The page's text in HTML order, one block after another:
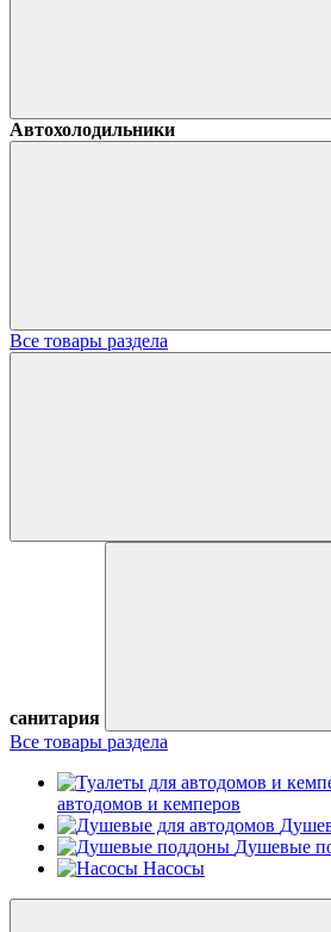
Автохолодильники
Все товары раздела
санитария
Все товары раздела
автодомов и кемперов
Душевые
Насосы